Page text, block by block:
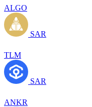
ALGO
SAR
TLM
SAR
ANKR